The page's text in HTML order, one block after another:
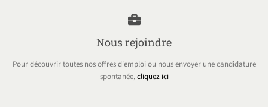
Nous rejoindre
Pour découvrir toutes nos offres d'emploi ou nous envoyer une candidature
spontanée,cliquez ici